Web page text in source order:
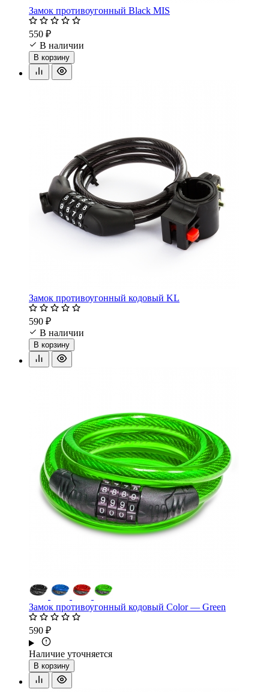
Замок противоугонный Black MIS
550 ₽
В наличии
В корзину
Замок противоугонный кодовый KL
590 ₽
В наличии
В корзину
Замок противоугонный кодовый Color — Green
590 ₽
Наличие уточняется
В корзину